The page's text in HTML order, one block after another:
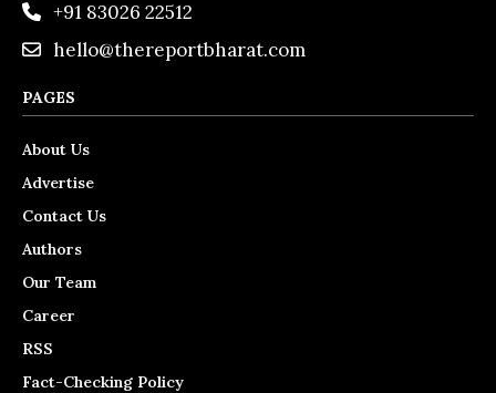
+91 83026 22512
hello@thereportbharat.com
PAGES
About Us
Advertise
Contact Us
Authors
Our Team
Career
RSS
Fact-Checking Policy